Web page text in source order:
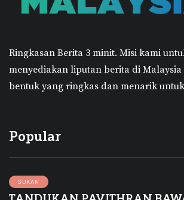
Ringkasan Berita 3 minit. Misi kami
menyediakan liputan berita di
bentuk yang ringkas dan menarik
Popular
SUKAN